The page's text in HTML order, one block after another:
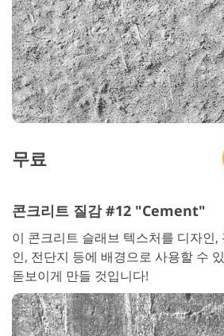
무료
콘크리트 질감 #12 "Cement"
이 콘크리트 슬래브 텍스처를 디자인
인, 전단지 등에 배경으로 사용할 수
돋보이게 만들 것입니다!